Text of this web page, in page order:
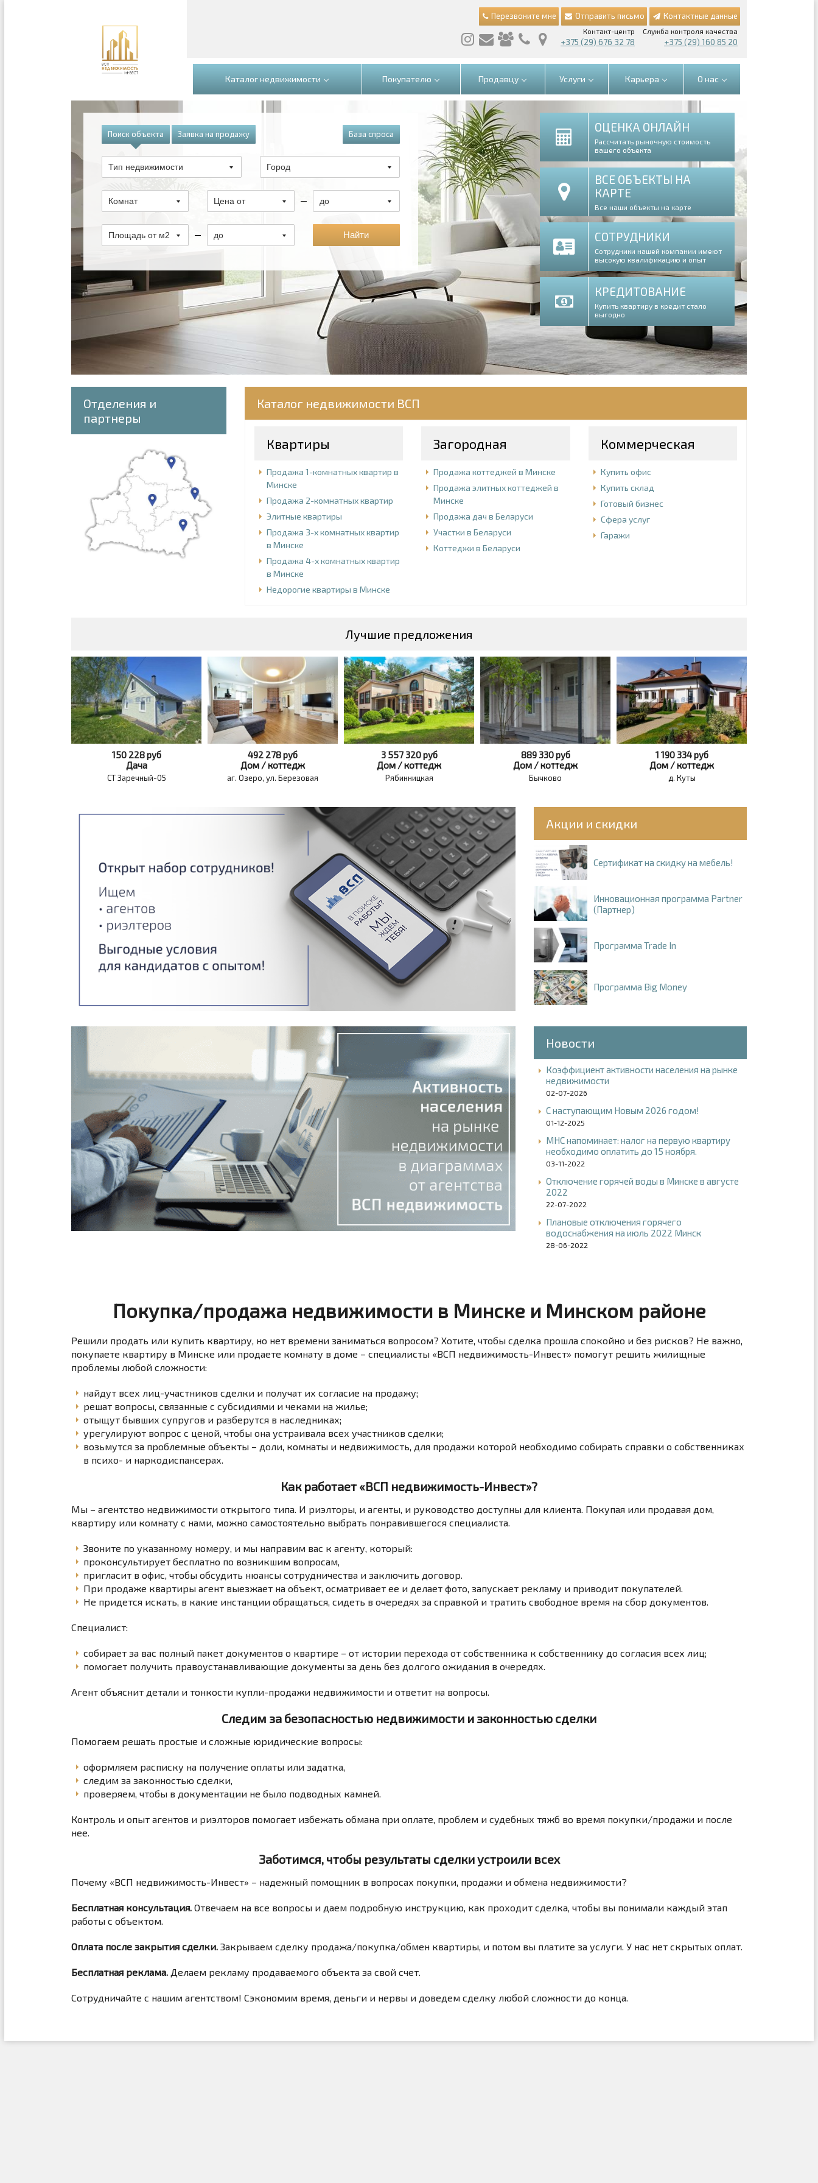
Перезвоните мне Отправить письмо Контактные данные
Контакт-центр
+375 (29) 676 32 78
Служба контроля качества
+375 (29) 160 85 20
Каталог недвижимости Покупателю Продавцу Услуги Карьера О нас
База спроса
Поиск объекта Заявка на продажу
Тип недвижимости Город
Комнат Цена от до
Площадь от м2 до
ОЦЕНКА ОНЛАЙН
Рассчитать рыночную стоимость
вашего объекта
ВСЕ ОБЪЕКТЫ НА
КАРТЕ
Все наши объекты на карте
СОТРУДНИКИ
Сотрудники нашей компании имеют
высокую квалификацию и опыт
КРЕДИТОВАНИЕ
Купить квартиру в кредит стало
выгодно
Отделения и
партнеры
Каталог недвижимости ВСП
Квартиры
Продажа 1-комнатных квартир в
Минске
Продажа 2-комнатных квартир
Элитные квартиры
Продажа 3-х комнатных квартир
в Минске
Продажа 4-х комнатных квартир
в Минске
Недорогие квартиры в Минске
Загородная
Продажа коттеджей в Минске
Продажа элитных коттеджей в
Минске
Продажа дач в Беларуси
Участки в Беларуси
Коттеджи в Беларуси
Коммерческая
Купить офис
Купить склад
Готовый бизнес
Сфера услуг
Гаражи
Лучшие предложения
150 228руб
Дача
СТ Заречный-05
492 278руб
Дом / коттедж
аг. Озеро, ул. Березовая
3 557 320руб
Дом / коттедж
Рябинницкая
889 330руб
Дом / коттедж
Бычково
1 190 334руб
Дом / коттедж
д. Куты
Акции и скидки
Сертификат на скидку на мебель!
Инновационная программа Partner
(Партнер)
Программа Trade In
Программа Big Money
Новости
Коэффициент активности населения на рынке
недвижимости
02-07-2026
С наступающим Новым 2026 годом!
01-12-2025
МНС напоминает: налог на первую квартиру
необходимо оплатить до 15 ноября.
03-11-2022
Отключение горячей воды в Минске в августе
2022
22-07-2022
Плановые отключения горячего
водоснабжения на июль 2022 Минск
28-06-2022
Покупка/продажа недвижимости в Минске и Минском районе
Решили продать или купить квартиру, но нет времени заниматься вопросом? Хотите, чтобы сделка прошла спокойно и без рисков? Не важно,
покупаете квартиру в Минске или продаете комнату в доме – специалисты «ВСП недвижимость-Инвест» помогут решить жилищные
проблемы любой сложности:
найдут всех лиц-участников сделки и получат их согласие на продажу;
решат вопросы, связанные с субсидиями и чеками на жилье;
отыщут бывших супругов и разберутся в наследниках;
урегулируют вопрос с ценой, чтобы она устраивала всех участников сделки;
возьмутся за проблемные объекты – доли, комнаты и недвижимость, для продажи которой необходимо собирать справки о собственниках
в психо- и наркодиспансерах.
Как работает «ВСП недвижимость-Инвест»?
Мы – агентство недвижимости открытого типа. И риэлторы, и агенты, и руководство доступны для клиента. Покупая или продавая дом,
квартиру или комнату с нами, можно самостоятельно выбрать понравившегося специалиста.
Звоните по указанному номеру, и мы направим вас к агенту, который:
проконсультирует бесплатно по возникшим вопросам,
пригласит в офис, чтобы обсудить нюансы сотрудничества и заключить договор.
При продаже квартиры агент выезжает на объект, осматривает ее и делает фото, запускает рекламу и приводит покупателей.
Не придется искать, в какие инстанции обращаться, сидеть в очередях за справкой и тратить свободное время на сбор документов.
Специалист:
собирает за вас полный пакет документов о квартире – от истории перехода от собственника к собственнику до согласия всех лиц;
помогает получить правоустанавливающие документы за день без долгого ожидания в очередях.
Агент объяснит детали и тонкости купли-продажи недвижимости и ответит на вопросы.
Следим за безопасностью недвижимости и законностью сделки
Помогаем решать простые и сложные юридические вопросы:
оформляем расписку на получение оплаты или задатка,
следим за законностью сделки,
проверяем, чтобы в документации не было подводных камней.
Контроль и опыт агентов и риэлторов помогает избежать обмана при оплате, проблем и судебных тяжб во время покупки/продажи и после
нее.
Заботимся, чтобы результаты сделки устроили всех
Почему «ВСП недвижимость-Инвест» – надежный помощник в вопросах покупки, продажи и обмена недвижимости?
Бесплатная консультация. Отвечаем на все вопросы и даем подробную инструкцию, как проходит сделка, чтобы вы понимали каждый этап
работы с объектом.
Оплата после закрытия сделки. Закрываем сделку продажа/покупка/обмен квартиры, и потом вы платите за услуги. У нас нет скрытых оплат.
Бесплатная реклама. Делаем рекламу продаваемого объекта за свой счет.
Сотрудничайте с нашим агентством! Сэкономим время, деньги и нервы и доведем сделку любой сложности до конца.